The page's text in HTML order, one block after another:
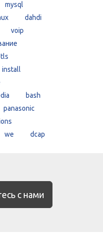
mysql
dahdi
voip
tls
install
bash
panasonic
we
dcap
с нами